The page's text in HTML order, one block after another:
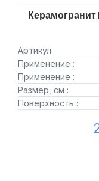
Артикул
Применение :
Применение :
Размер, см :
Поверхность :